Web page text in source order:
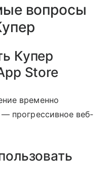
вопросы
Купер
Store
временно
— прогрессивное веб-